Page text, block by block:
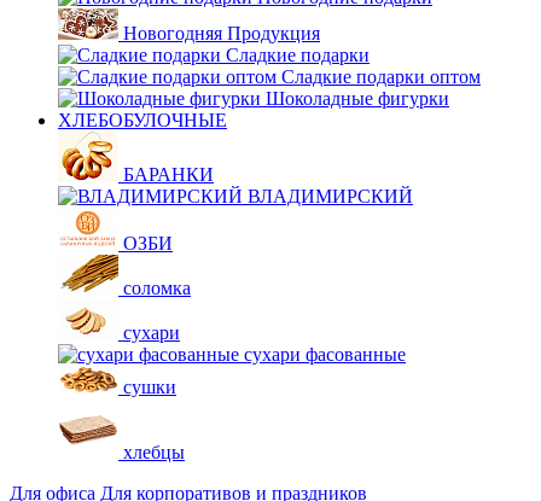
Новогодняя Продукция
Сладкие подарки
Сладкие подарки оптом
Шоколадные фигурки
ХЛЕБОБУЛОЧНЫЕ
БАРАНКИ
ВЛАДИМИРСКИЙ
ОЗБИ
соломка
сухари
сухари фасованные
сушки
хлебцы
Для офиса Для корпоративов и праздников